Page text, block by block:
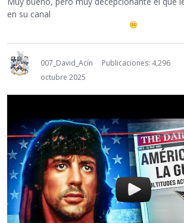
en su canal
007_David_Acín
Publicaciones: 4,296
octubre 2025